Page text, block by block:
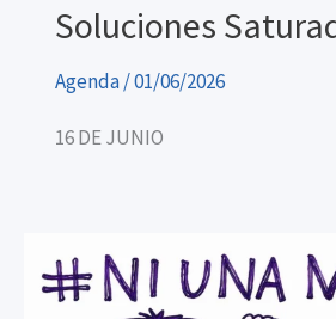
Soluciones
Agenda/01/06/2026
16 DE JUNIO